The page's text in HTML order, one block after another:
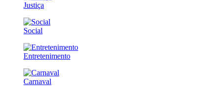
Justiça
Social
Entretenimento
Carnaval